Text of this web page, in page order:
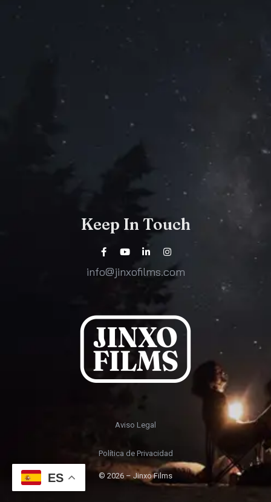
Keep In Touch
info@jinxofilms.com
Aviso Legal
Política de Privacidad
© 2026 – Jinxo Films
ES